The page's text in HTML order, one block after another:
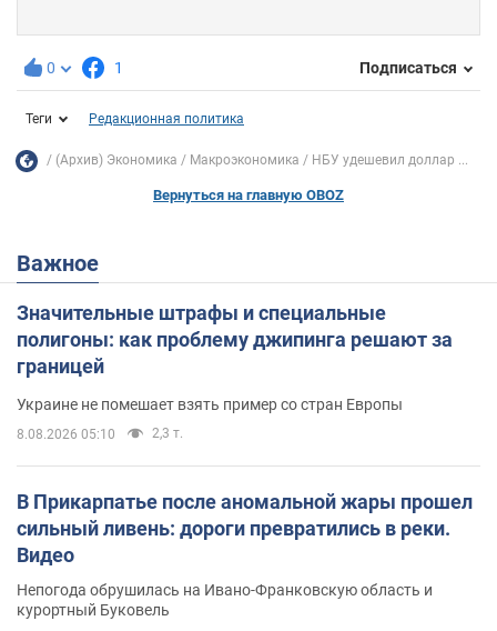
0 1 Подписаться
Теги Редакционная политика
(Архив) Экономика Mакроэкономика НБУ удешевил доллар ...
Вернуться на главную OBOZ
Важное
Значительные штрафы и специальные
полигоны: как проблему джипинга решают за
границей
Украине не помешает взять пример со стран Европы
8.08.2026 05:10 2,3 т.
В Прикарпатье после аномальной жары прошел
сильный ливень: дороги превратились в реки.
Видео
Непогода обрушилась на Ивано-Франковскую область и
курортный Буковель